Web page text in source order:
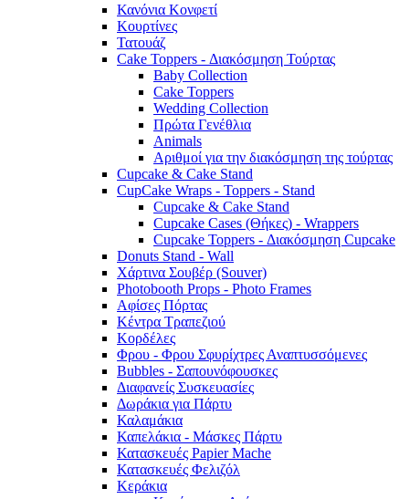
Κανόνια Κονφετί
Κουρτίνες
Τατουάζ
Cake Toppers - Διακόσμηση Τούρτας
Baby Collection
Cake Toppers
Wedding Collection
Πρώτα Γενέθλια
Animals
Αριθμοί για την διακόσμηση της τούρτας
Cupcake & Cake Stand
CupCake Wraps - Toppers - Stand
Cupcake & Cake Stand
Cupcake Cases (Θήκες) - Wrappers
Cupcake Toppers - Διακόσμηση Cupcake
Donuts Stand - Wall
Χάρτινα Σουβέρ (Souver)
Photobooth Props - Photo Frames
Αφίσες Πόρτας
Κέντρα Τραπεζιού
Κορδέλες
Φρου - Φρου Σφυρίχτρες Αναπτυσσόμενες
Bubbles - Σαπουνόφουσκες
Διαφανείς Συσκευασίες
Δωράκια για Πάρτυ
Καλαμάκια
Καπελάκια - Μάσκες Πάρτυ
Κατασκευές Papier Mache
Κατασκευές Φελιζόλ
Κεράκια